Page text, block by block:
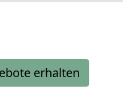
erhalten